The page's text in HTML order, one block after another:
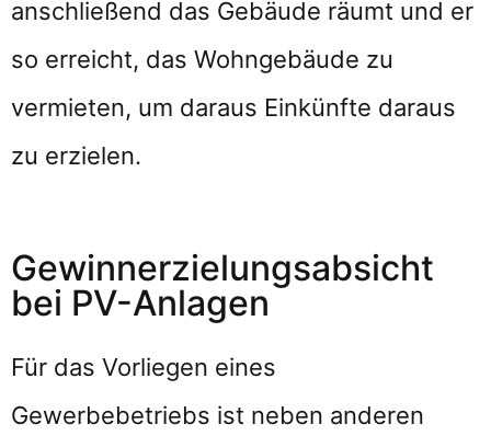
anschließend das Gebäude räumt und er
so erreicht, das Wohngebäude zu
vermieten, um daraus Einkünfte daraus
zu erzielen.
Gewinnerzielungsabsicht
bei PV-Anlagen
Für das Vorliegen eines
Gewerbebetriebs ist neben anderen